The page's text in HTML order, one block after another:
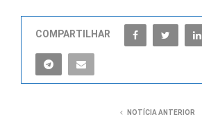
COMPARTILHAR
NOTÍCIA ANTERIOR